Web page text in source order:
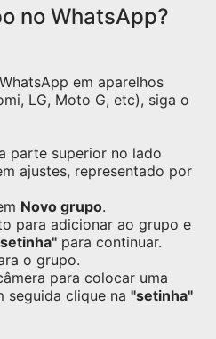
no WhatsApp?
em aparelhos
LG, Moto G, etc), siga o
parte superior no lado
ajustes, representado por
Novo grupo.
para adicionar ao grupo e
para continuar.
o grupo.
para colocar uma
seguida clique na "setinha"